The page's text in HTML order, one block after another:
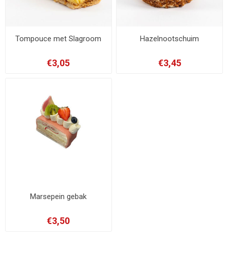
Tompouce met Slagroom
€3,05
Hazelnootschuim
€3,45
Marsepein gebak
€3,50